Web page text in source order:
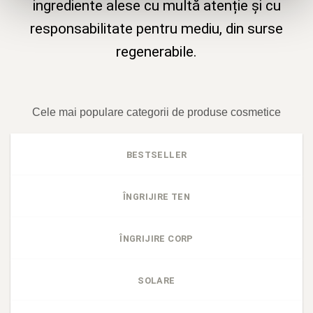
ingrediente alese cu multă atenție și cu
responsabilitate pentru mediu, din surse
regenerabile.
Cele mai populare categorii de produse cosmetice
BESTSELLER
ÎNGRIJIRE TEN
ÎNGRIJIRE CORP
SOLARE